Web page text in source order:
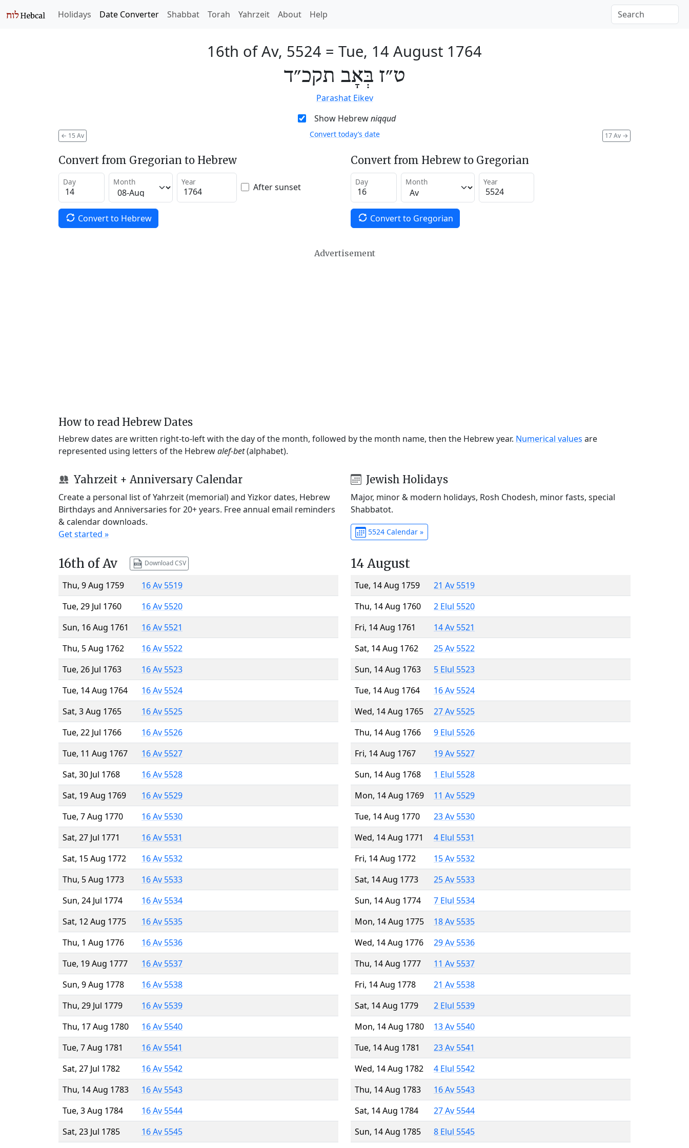
Holidays Date Converter Shabbat Torah Yahrzeit About Help
16th of Av, 5524 = Tue, 14 August 1764
ט״ז בְּאָב תקכ״ד
Parashat Eikev
Show Hebrewniqqud
← 15 Av 17 Av →
Convert today’s date
Convert from Gregorian to Hebrew
Day Month Year After sunset
Convert to Hebrew
Convert from Hebrew to Gregorian
Day Month Year
Convert to Gregorian
Advertisement
How to read Hebrew Dates
Hebrew dates are written right-to-left with the day of the month, followed by the month name, then the Hebrew year. Numerical values are
represented using letters of the Hebrewalef-bet(alphabet).
Yahrzeit + Anniversary Calendar
Create a personal list of Yahrzeit (memorial) and Yizkor dates, Hebrew
Birthdays and Anniversaries for 20+ years. Free annual email reminders
& calendar downloads.
Get started »
Jewish Holidays
Major, minor & modern holidays, Rosh Chodesh, minor fasts, special
Shabbatot.
5524 Calendar »
16th of Av Download CSV
Thu, 9 Aug 1759
16 Av 5519
Tue, 29 Jul 1760
16 Av 5520
Sun, 16 Aug 1761
16 Av 5521
Thu, 5 Aug 1762
16 Av 5522
Tue, 26 Jul 1763
16 Av 5523
Tue, 14 Aug 1764
16 Av 5524
Sat, 3 Aug 1765
16 Av 5525
Tue, 22 Jul 1766
16 Av 5526
Tue, 11 Aug 1767
16 Av 5527
Sat, 30 Jul 1768
16 Av 5528
Sat, 19 Aug 1769
16 Av 5529
Tue, 7 Aug 1770
16 Av 5530
Sat, 27 Jul 1771
16 Av 5531
Sat, 15 Aug 1772
16 Av 5532
Thu, 5 Aug 1773
16 Av 5533
Sun, 24 Jul 1774
16 Av 5534
Sat, 12 Aug 1775
16 Av 5535
Thu, 1 Aug 1776
16 Av 5536
Tue, 19 Aug 1777
16 Av 5537
Sun, 9 Aug 1778
16 Av 5538
Thu, 29 Jul 1779
16 Av 5539
Thu, 17 Aug 1780
16 Av 5540
Tue, 7 Aug 1781
16 Av 5541
Sat, 27 Jul 1782
16 Av 5542
Thu, 14 Aug 1783
16 Av 5543
Tue, 3 Aug 1784
16 Av 5544
Sat, 23 Jul 1785
16 Av 5545
14 August
Tue, 14 Aug 1759
21 Av 5519
Thu, 14 Aug 1760
2 Elul 5520
Fri, 14 Aug 1761
14 Av 5521
Sat, 14 Aug 1762
25 Av 5522
Sun, 14 Aug 1763
5 Elul 5523
Tue, 14 Aug 1764
16 Av 5524
Wed, 14 Aug 1765
27 Av 5525
Thu, 14 Aug 1766
9 Elul 5526
Fri, 14 Aug 1767
19 Av 5527
Sun, 14 Aug 1768
1 Elul 5528
Mon, 14 Aug 1769
11 Av 5529
Tue, 14 Aug 1770
23 Av 5530
Wed, 14 Aug 1771
4 Elul 5531
Fri, 14 Aug 1772
15 Av 5532
Sat, 14 Aug 1773
25 Av 5533
Sun, 14 Aug 1774
7 Elul 5534
Mon, 14 Aug 1775
18 Av 5535
Wed, 14 Aug 1776
29 Av 5536
Thu, 14 Aug 1777
11 Av 5537
Fri, 14 Aug 1778
21 Av 5538
Sat, 14 Aug 1779
2 Elul 5539
Mon, 14 Aug 1780
13 Av 5540
Tue, 14 Aug 1781
23 Av 5541
Wed, 14 Aug 1782
4 Elul 5542
Thu, 14 Aug 1783
16 Av 5543
Sat, 14 Aug 1784
27 Av 5544
Sun, 14 Aug 1785
8 Elul 5545